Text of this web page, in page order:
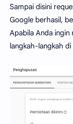
Sampai disini
Google berhasil,
Apabila Anda ingin
langkah-langkah di